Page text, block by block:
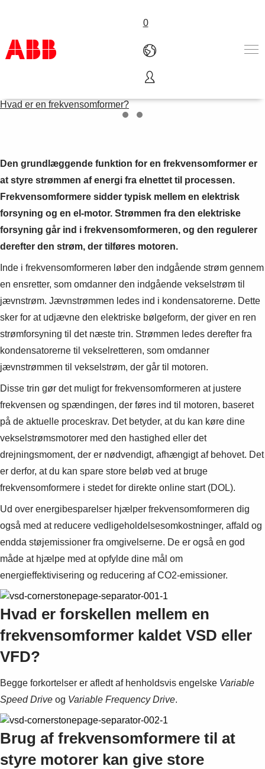
0
Produkter & løsninger
Industrier
Contact us
Karriere
Suggestions
Products
See more products
Shopping list preview
0
Hvad er en frekvensomformer?
Den grundlæggende funktion for en frekvensomformer er
at styre strømmen af energi fra elnettet til processen.
Frekvensomformere sidder typisk mellem en elektrisk
forsyning og en el-motor. Strømmen fra den elektriske
forsyning går ind i frekvensomformeren, og den regulerer
derefter den strøm, der tilføres motoren.
Inde i frekvensomformeren løber den indgående strøm gennem
en ensretter, som omdanner den indgående vekselstrøm til
jævnstrøm. Jævnstrømmen ledes ind i kondensatorerne. Dette
sker for at udjævne den elektriske bølgeform, der giver en ren
strømforsyning til det næste trin. Strømmen ledes derefter fra
kondensatorerne til vekselretteren, som omdanner
jævnstrømmen til vekselstrøm, der går til motoren.
Disse trin gør det muligt for frekvensomformeren at justere
frekvensen og spændingen, der føres ind til motoren, baseret
på de aktuelle proceskrav. Det betyder, at du kan køre dine
vekselstrømsmotorer med den hastighed eller det
drejningsmoment, der er nødvendigt, afhængigt af behovet. Det
er derfor, at du kan spare store beløb ved at bruge
frekvensomformere i stedet for direkte online start (DOL).
Ud over energibesparelser hjælper frekvensomformeren dig
også med at reducere vedligeholdelsesomkostninger, affald og
endda støjemissioner fra omgivelserne. De er også en god
måde at hjælpe med at opfylde dine mål om
energieffektivisering og reducering af CO2-emissioner.
Hvad er forskellen mellem en
frekvensomformer kaldet VSD eller
VFD?
Begge forkortelser er afledt af henholdsvis engelske Variable
Speed Drive og Variable Frequency Drive.
Brug af frekvensomformere til at
styre motorer kan give store